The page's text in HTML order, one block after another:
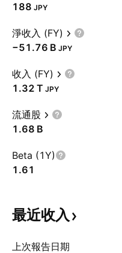
188 JPY
淨收入 (FY)
‪−51.76 B‬ JPY
收入 (FY)
‪1.32 T‬ JPY
流通股
‪1.68 B‬
Beta (1Y)
1.61
最近收入
上次報告日期